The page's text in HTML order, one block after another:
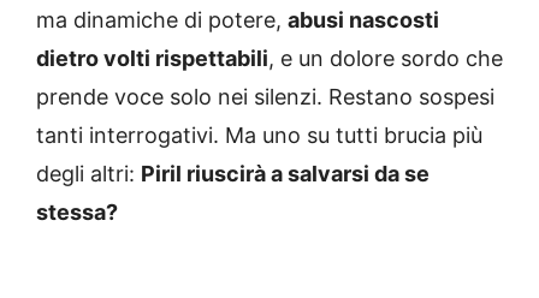
ma dinamiche di potere, abusi nascosti
dietro volti rispettabili, e un dolore sordo che
prende voce solo nei silenzi. Restano sospesi
tanti interrogativi. Ma uno su tutti brucia più
degli altri: Piril riuscirà a salvarsi da se
stessa?